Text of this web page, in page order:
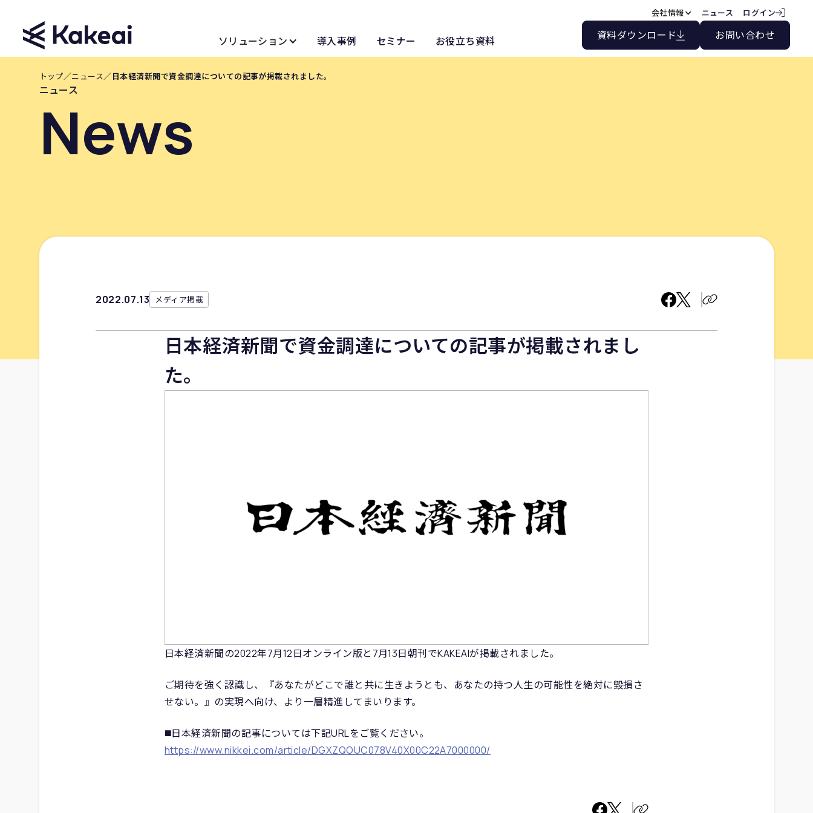
ソリューション 導入事例 セミナー お役立ち資料
会社情報 ニュース ログイン
資料ダウンロード お問い合わせ
トップ／ニュース／日本経済新聞で資金調達についての記事が掲載されました。
ニュース
News
2022.07.13 メディア掲載
日本経済新聞で資金調達についての記事が掲載されまし
た。
日本経済新聞の2022年7月12日オンライン版と7月13日朝刊でKAKEAIが掲載されました。
ご期待を強く認識し、『あなたがどこで誰と共に生きようとも、あなたの持つ人生の可能性を絶対に毀損さ
せない。』の実現へ向け、より一層精進してまいります。
◼️日本経済新聞の記事については下記URLをご覧ください。
https://www.nikkei.com/article/DGXZQOUC078V40X00C22A7000000/